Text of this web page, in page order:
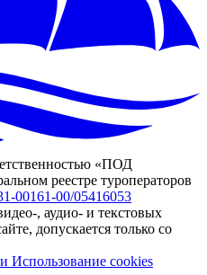
«ПОД
реестре туроператоров
00161-00/05416053
, аудио- и текстовых
допускается только со
Использование cookies